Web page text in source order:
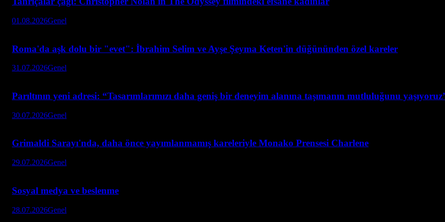
01.08.2026Genel
Roma'da aşk dolu bir "evet": İbrahim Selim ve Ayşe Şeyma Keten'in düğününden özel kareler
31.07.2026Genel
Parıltının yeni adresi: “Tasarımlarımızı daha geniş bir deneyim alanına taşımanın mutluluğunu
30.07.2026Genel
Grimaldi Sarayı'nda, daha önce yayımlanmamış kareleriyle Monako Prensesi Charlene
29.07.2026Genel
Sosyal medya ve beslenme
28.07.2026Genel